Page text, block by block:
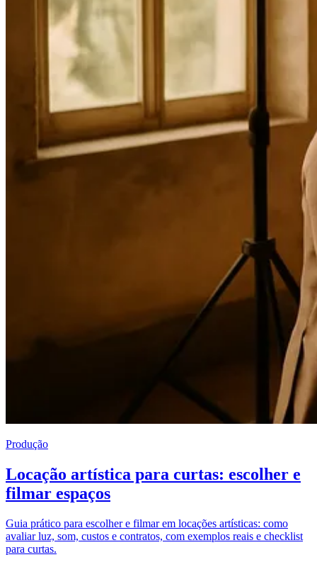
Produção
Locação artística para curtas: escolher e
filmar espaços
Guia prático para escolher e filmar em locações artísticas: como
avaliar luz, som, custos e contratos, com exemplos reais e checklist
para curtas.